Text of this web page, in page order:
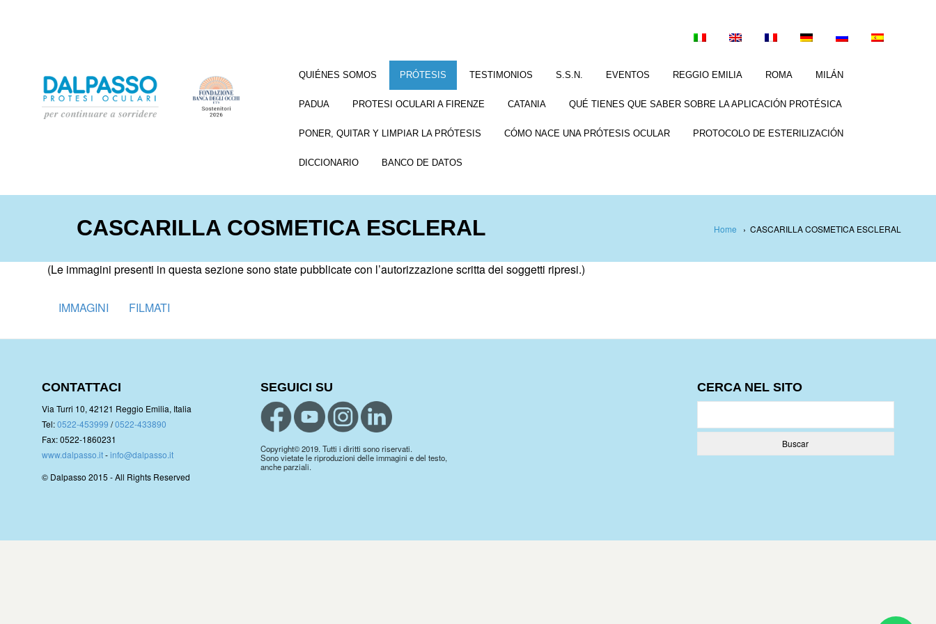
QUIÉNES SOMOS PRÓTESIS TESTIMONIOS S.S.N. EVENTOS REGGIO EMILIA ROMA MILÁN
PADUA PROTESI OCULARI A FIRENZE CATANIA QUÉ TIENES QUE SABER SOBRE LA APLICACIÓN PROTÉSICA
PONER, QUITAR Y LIMPIAR LA PRÓTESIS CÓMO NACE UNA PRÓTESIS OCULAR PROTOCOLO DE ESTERILIZACIÓN
DICCIONARIO BANCO DE DATOS
CASCARILLA COSMETICA ESCLERAL Home › CASCARILLA COSMETICA ESCLERAL
(Le immagini presenti in questa sezione sono state pubblicate con l’autorizzazione scritta dei soggetti ripresi.)
IMMAGINI FILMATI
CONTATTACI
Via Turri 10, 42121 Reggio Emilia, Italia
Tel:0522-453999 /0522-433890
Fax: 0522-1860231
www.dalpasso.it-info@dalpasso.it
© Dalpasso 2015 - All Rights Reserved
SEGUICI SU
Copyright© 2019. Tutti i diritti sono riservati.
Sono vietate le riproduzioni delle immagini e del testo,
anche parziali.
CERCA NEL SITO